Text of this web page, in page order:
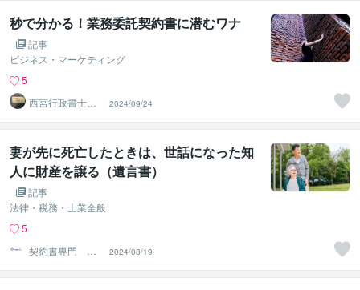
秒で分かる！業務委託契約書に潜むワナ
記事
ビジネス・マーケティング
5
西宮行政書士ガ
ーデンオフィス
2024/09/24
妻が先に死亡したときは、世話になった知
人に財産を譲る（遺言書）
記事
法律・税務・士業全般
5
契約書専門 ア
トラス行政書士
法人
2024/08/19